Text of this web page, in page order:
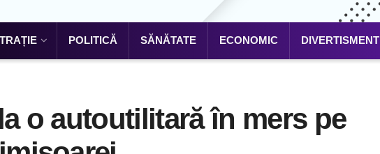
POLITICĂ SĂNĂTATE ECONOMIC DIVERTISMENT
o autoutilitară în mers pe